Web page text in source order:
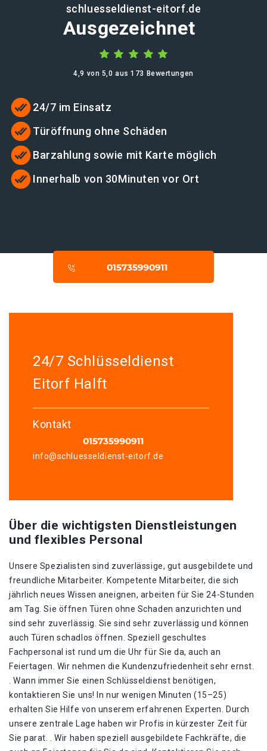
schluesseldienst-eitorf.de
Ausgezeichnet
4,9 von 5,0 aus 173 Bewertungen
24/7 im Einsatz
Türöffnung ohne Schäden
Barzahlung sowie mit Karte möglich
Innerhalb von 30Minuten vor Ort
24/7 Schlüsseldienst
Eitorf Halft
Kontakt
info@schluesseldienst-eitorf.de
Über die wichtigsten Dienstleistungen
und flexibles Personal
Unsere Spezialisten sind zuverlässige, gut ausgebildete und
freundliche Mitarbeiter. Kompetente Mitarbeiter, die sich
jährlich neues Wissen aneignen, arbeiten für Sie 24-Stunden
am Tag. Sie öffnen Türen ohne Schaden anzurichten und
sind sehr zuverlässig. Sie sind sehr zuverlässig und können
auch Türen schadlos öffnen. Speziell geschultes
Fachpersonal ist rund um die Uhr für Sie da, auch an
Feiertagen. Wir nehmen die Kundenzufriedenheit sehr ernst.
. Wann immer Sie einen Schlüsseldienst benötigen,
kontaktieren Sie uns! In nur wenigen Minuten (15–25)
erhalten Sie Hilfe von unserem erfahrenen Experten. Durch
unsere zentrale Lage haben wir Profis in kürzester Zeit für
Sie parat. . Wir haben speziell ausgebildete Fachkräfte, die